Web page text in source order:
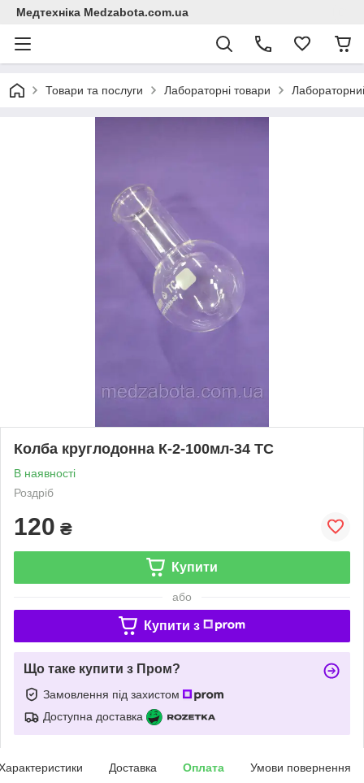
Медтехніка Medzabota.com.ua
Товари та послуги Лабораторні товари
Колба круглодонна К-2-100мл-34 ТС
В наявності
Роздріб
120 ₴
Купити
або
Купити з
Що таке купити з Пром?
Замовлення під захистом
Доступна доставка
Доставка Оплата Умови повернення